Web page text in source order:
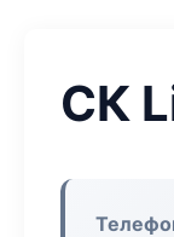
СК